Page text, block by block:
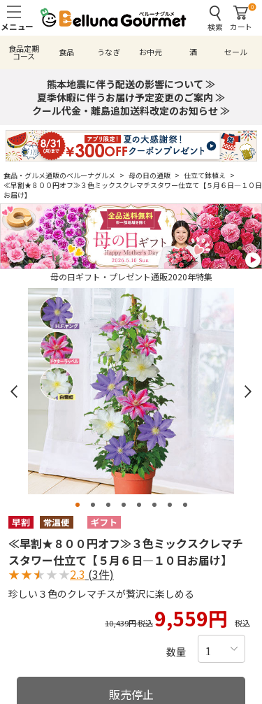
検索
0
カート
食品定期
コース 食品 うなぎ お中元 酒 セール
熊本地震に伴う配送の影響について ≫
夏季休暇に伴うお届け予定変更のご案内 ≫
クール代金・離島追加送料改定のお知らせ ≫
食品・グルメ通販のベルーナグルメ > 母の日の通販 > 仕立て鉢植え
>
≪早割★８００円オフ≫３色ミックスクレマチスタワー仕立て【５月６日―１０日
お届け】
母の日ギフト・プレゼント通販2020年特集
≪早割★８００円オフ≫３色ミックスクレマチ
スタワー仕立て【５月６日―１０日お届け】
★★★★★2.3 (3件)
珍しい３色のクレマチスが贅沢に楽しめる
10,439円 税込9,559円 税込
数量
販売停止